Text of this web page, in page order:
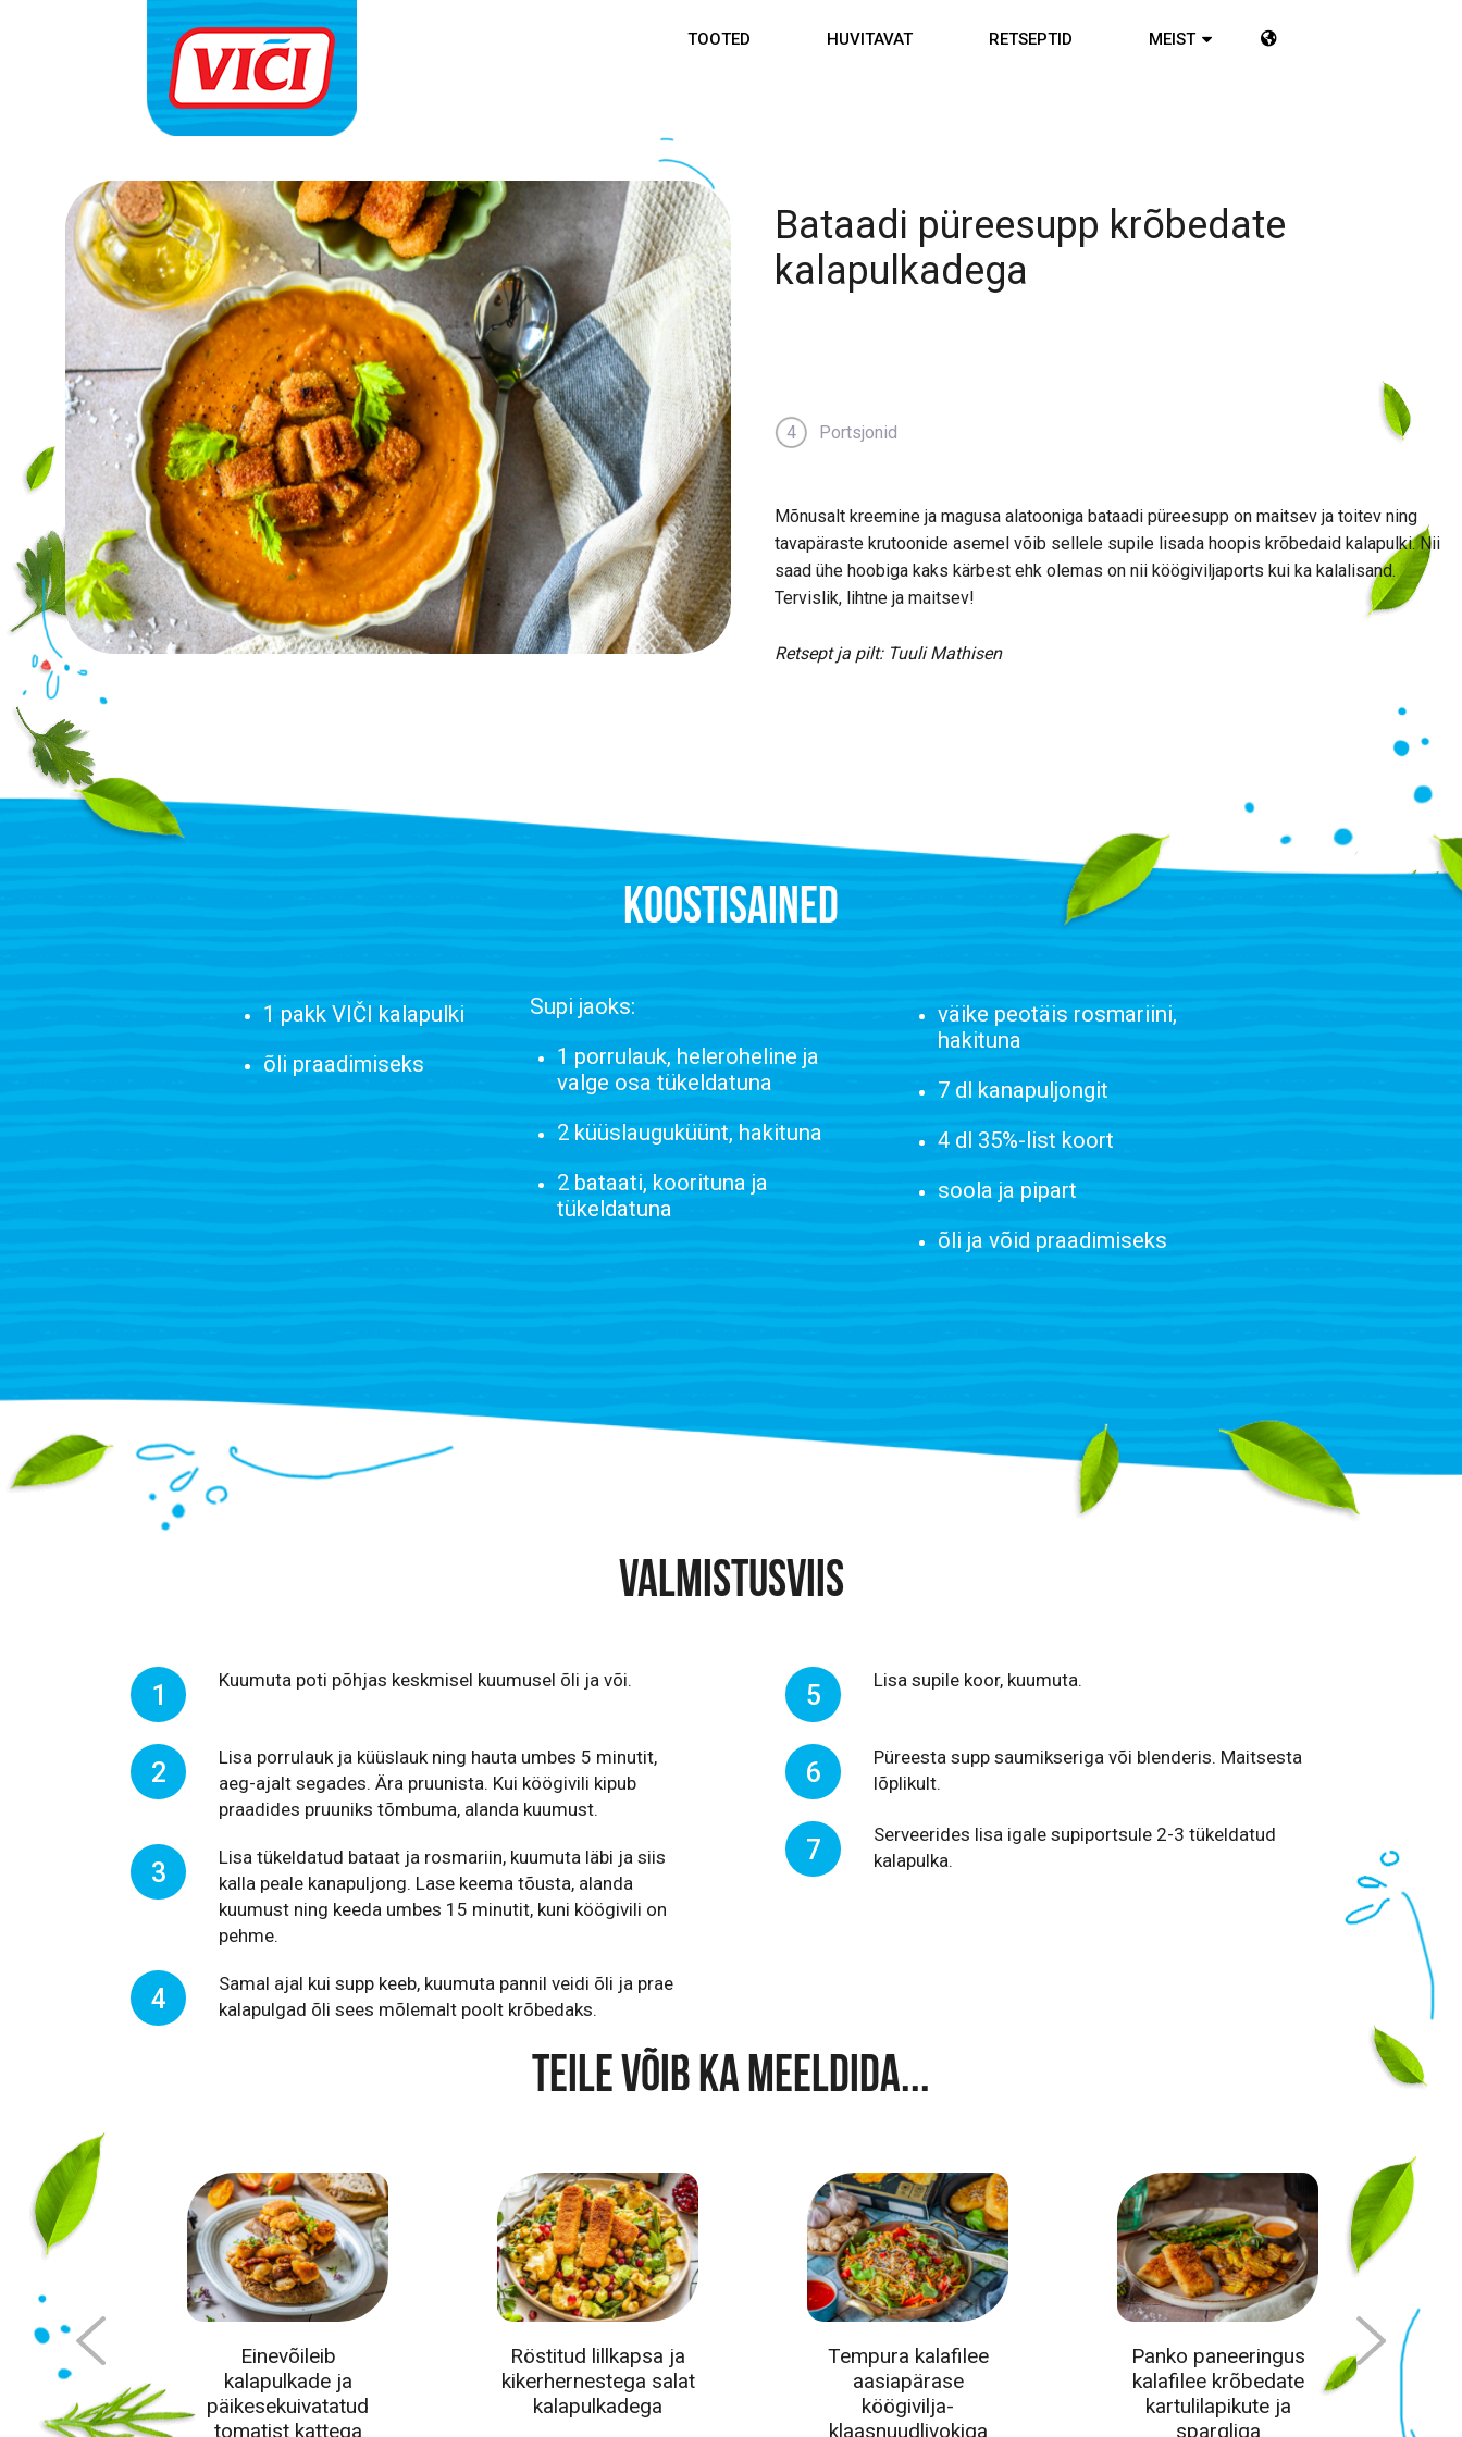
TOOTED HUVITAVAT RETSEPTID MEIST
Bataadi püreesupp krõbedate
kalapulkadega
4 Portsjonid
Mõnusalt kreemine ja magusa alatooniga bataadi püreesupp on maitsev ja toitev ning
tavapäraste krutoonide asemel võib sellele supile lisada hoopis krõbedaid kalapulki. Nii
saad ühe hoobiga kaks kärbest ehk olemas on nii köögiviljaports kui ka kalalisand.
Tervislik, lihtne ja maitsev!
Retsept ja pilt: Tuuli Mathisen
KOOSTISAINED
1 pakk VIČI kalapulki
õli praadimiseks
Supi jaoks:
1 porrulauk, heleroheline ja
valge osa tükeldatuna
2 küüslauguküünt, hakituna
2 bataati, koorituna ja
tükeldatuna
väike peotäis rosmariini,
hakituna
7 dl kanapuljongit
4 dl 35%-list koort
soola ja pipart
õli ja võid praadimiseks
VALMISTUSVIIS
1 Kuumuta poti põhjas keskmisel kuumusel õli ja või.
2
Lisa porrulauk ja küüslauk ning hauta umbes 5 minutit,
aeg-ajalt segades. Ära pruunista. Kui köögivili kipub
praadides pruuniks tõmbuma, alanda kuumust.
3
Lisa tükeldatud bataat ja rosmariin, kuumuta läbi ja siis
kalla peale kanapuljong. Lase keema tõusta, alanda
kuumust ning keeda umbes 15 minutit, kuni köögivili on
pehme.
4
Samal ajal kui supp keeb, kuumuta pannil veidi õli ja prae
kalapulgad õli sees mõlemalt poolt krõbedaks.
5 Lisa supile koor, kuumuta.
6
Püreesta supp saumikseriga või blenderis. Maitsesta
lõplikult.
7
Serveerides lisa igale supiportsule 2-3 tükeldatud
kalapulka.
TEILE VÕIB KA MEELDIDA...
Einevõileib
kalapulkade ja
päikesekuivatatud
tomatist kattega
Röstitud lillkapsa ja
kikerhernestega salat
kalapulkadega
Tempura kalafilee
aasiapärase
köögivilja-
klaasnuudlivokiga
Panko paneeringus
kalafilee krõbedate
kartulilapikute ja
spargliga